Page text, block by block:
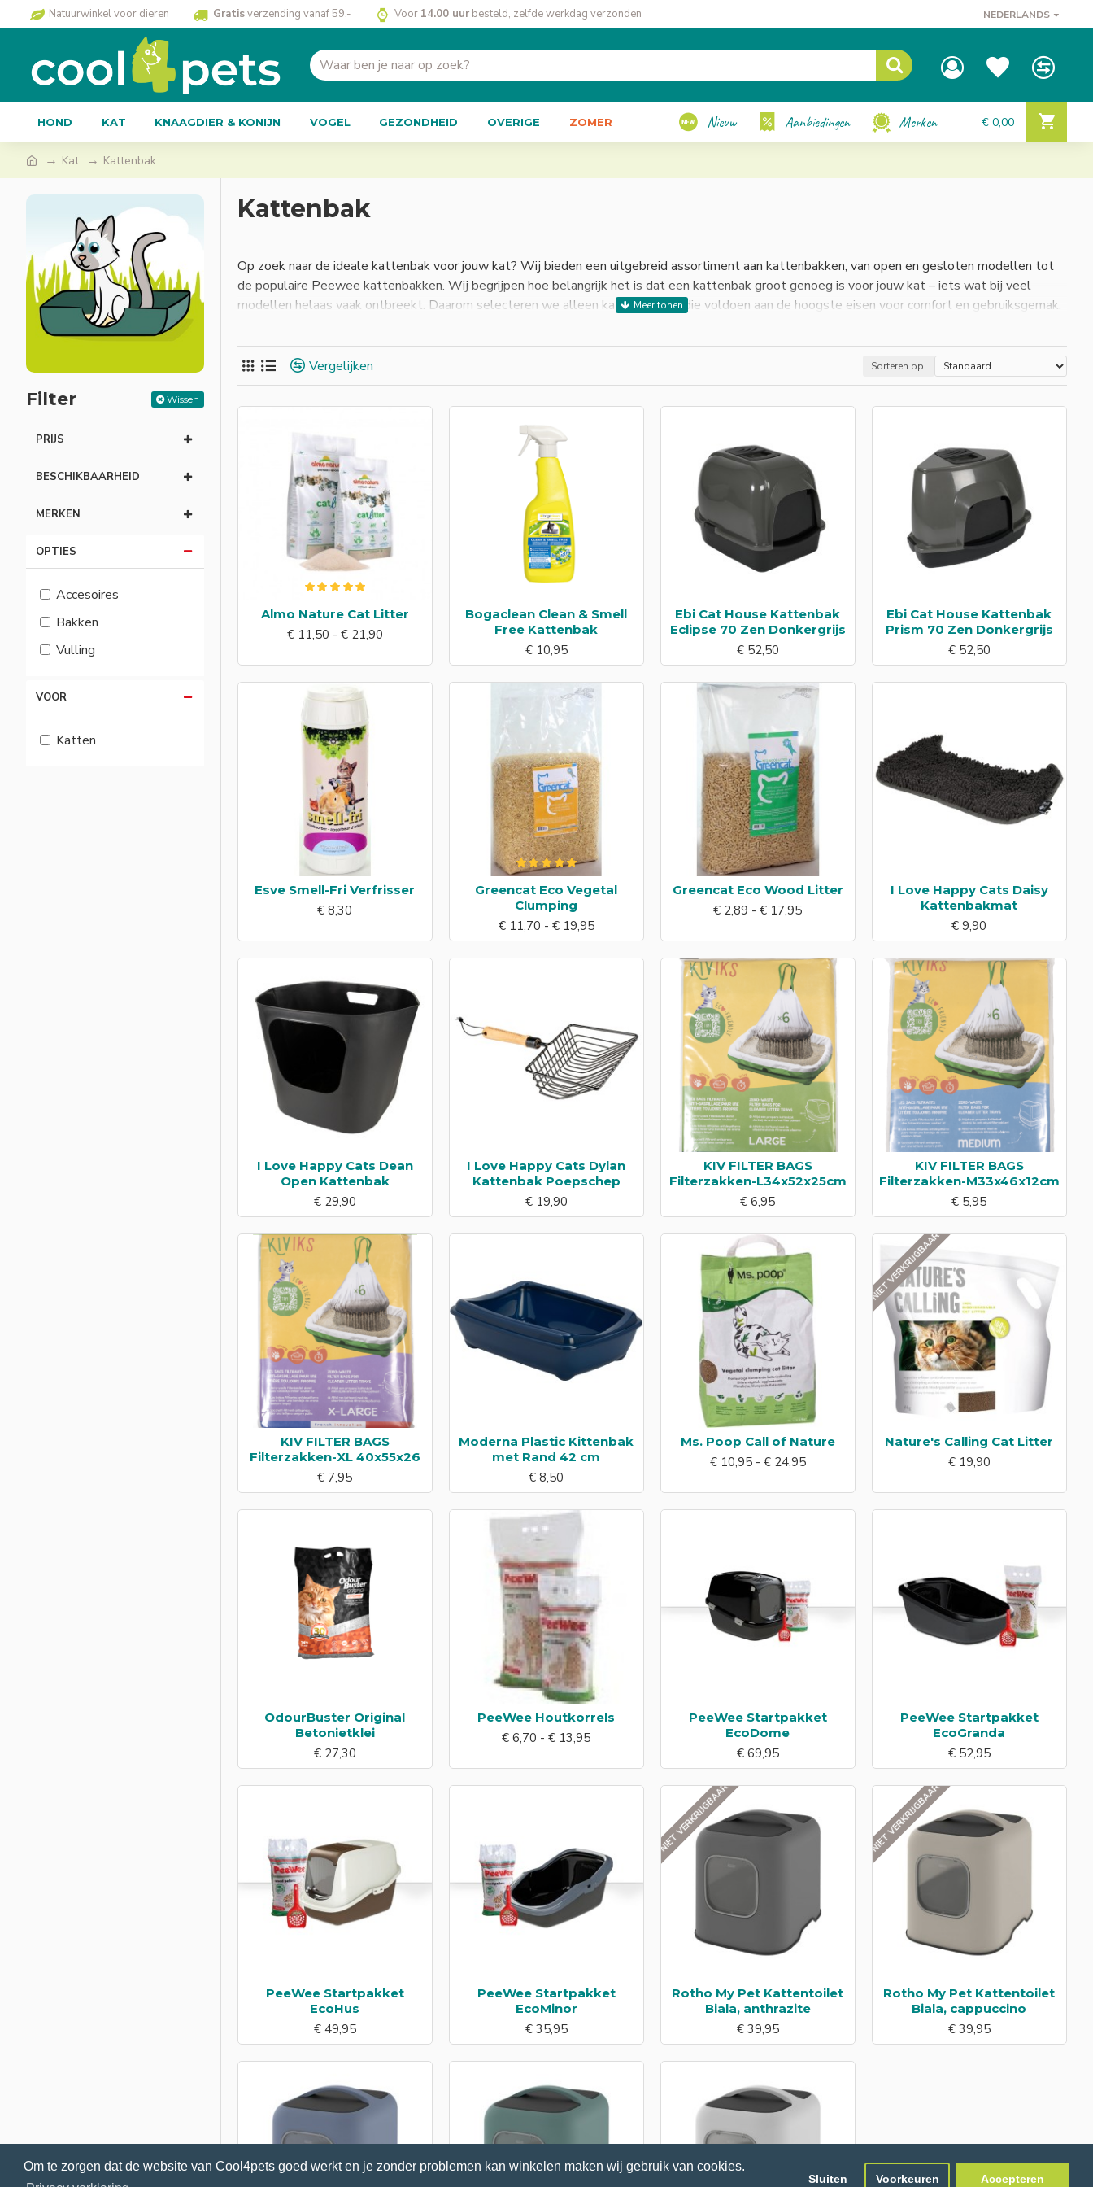
Om te zorgen dat de website van Cool4pets goed werkt en je zonder problemen kan winkelen maken wij gebruik van cookies.
Sluiten Voorkeuren Accepteren
Natuurwinkel voor dieren Gratisverzending vanaf 59,- Voor 14.00 uur besteld, zelfde werkdag verzonden NEDERLANDS
HOND KAT KNAAGDIER & KONIJN VOGEL GEZONDHEID OVERIGE ZOMER Nieuw Aanbiedingen Merken € 0,00
Kat Kattenbak
Filter Wissen
PRIJS
MERKEN
OPTIES
Accesoires
Bakken
Vulling
VOOR
Katten
BESCHIKBAARHEID
Kattenbak
Op zoek naar de ideale kattenbak voor jouw kat? Wij bieden een uitgebreid assortiment aan kattenbakken, van open en gesloten modellen tot
de populaire Peewee kattenbakken. Wij begrijpen hoe belangrijk het is dat een kattenbak groot genoeg is voor jouw kat – iets wat bij veel
modellen helaas vaak ontbreekt. Daarom selecteren we alleen kattenbakken die voldoen aan de hoogste eisen voor comfort en gebruiksgemak.
verdient!
Vergelijken Sorteren op:
Almo Nature Cat Litter
€ 11,50 - € 21,90
Bogaclean Clean & Smell
Free Kattenbak
€ 10,95
Ebi Cat House Kattenbak
Eclipse 70 Zen Donkergrijs
€ 52,50
Ebi Cat House Kattenbak
Prism 70 Zen Donkergrijs
€ 52,50
Esve Smell-Fri Verfrisser
€ 8,30
Greencat Eco Vegetal
Clumping
€ 11,70 - € 19,95
Greencat Eco Wood Litter
€ 2,89 - € 17,95
I Love Happy Cats Daisy
Kattenbakmat
€ 9,90
I Love Happy Cats Dean
Open Kattenbak
€ 29,90
I Love Happy Cats Dylan
Kattenbak Poepschep
€ 19,90
KIV FILTER BAGS
Filterzakken-L34x52x25cm
€ 6,95
KIV FILTER BAGS
Filterzakken-M33x46x12cm
€ 5,95
KIV FILTER BAGS
Filterzakken-XL 40x55x26
€ 7,95
Moderna Plastic Kittenbak
met Rand 42 cm
€ 8,50
Ms. Poop Call of Nature
€ 10,95 - € 24,95
NIET VERKRIJGBAAR
Nature's Calling Cat Litter
€ 19,90
OdourBuster Original
Betonietklei
€ 27,30
PeeWee Houtkorrels
€ 6,70 - € 13,95
PeeWee Startpakket
EcoDome
€ 69,95
PeeWee Startpakket
EcoGranda
€ 52,95
PeeWee Startpakket
EcoHus
€ 49,95
PeeWee Startpakket
EcoMinor
€ 35,95
NIET VERKRIJGBAAR
Rotho My Pet Kattentoilet
Biala, anthrazite
€ 39,95
NIET VERKRIJGBAAR
Rotho My Pet Kattentoilet
Biala, cappuccino
€ 39,95